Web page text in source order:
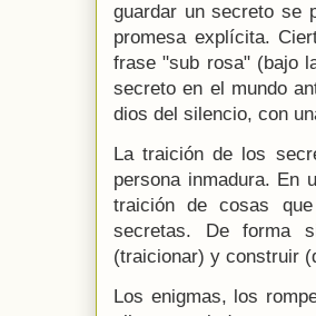
guardar un secreto se
promesa explícita.
frase "sub rosa" (bajo
secreto en el mundo
dios del silencio, con
La traición de los
persona inmadura. En
traición de cosas que
secretas. De forma
(traicionar) y construir
Los enigmas, los